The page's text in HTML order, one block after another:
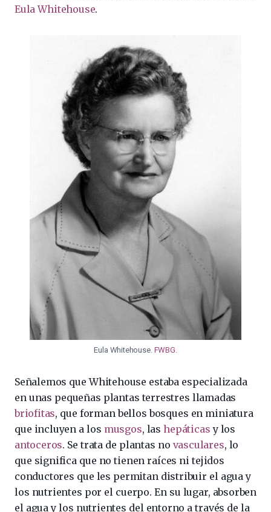
Eula Whitehouse.
Eula Whitehouse. FWBG.
Señalemos que Whitehouse estaba especializada
en unas pequeñas plantas terrestres llamadas
briofitas, que forman bellos bosques en miniatura
que incluyen a los musgos, lashepáticas y los
antoceros. Se trata de plantas no vasculares, lo
que significa que no tienen raíces ni tejidos
conductores que les permitan distribuir el agua y
los nutrientes por el cuerpo. En su lugar, absorben
el agua y los nutrientes del entorno a través de la